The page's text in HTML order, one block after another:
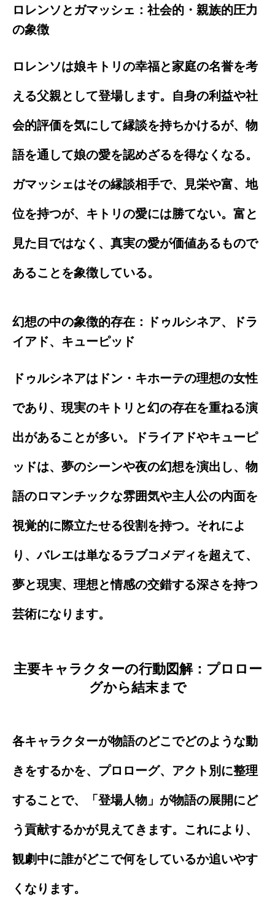
ロレンソとガマッシェ：社会的・親族的圧力
の象徴
ロレンソは娘キトリの幸福と家庭の名誉を考
える父親として登場します。自身の利益や社
会的評価を気にして縁談を持ちかけるが、物
語を通して娘の愛を認めざるを得なくなる。
ガマッシェはその縁談相手で、見栄や富、地
位を持つが、キトリの愛には勝てない。富と
見た目ではなく、真実の愛が価値あるもので
あることを象徴している。
幻想の中の象徴的存在：ドゥルシネア、ドラ
イアド、キューピッド
ドゥルシネアはドン・キホーテの理想の女性
であり、現実のキトリと幻の存在を重ねる演
出があることが多い。ドライアドやキューピ
ッドは、夢のシーンや夜の幻想を演出し、物
語のロマンチックな雰囲気や主人公の内面を
視覚的に際立たせる役割を持つ。それによ
り、バレエは単なるラブコメディを超えて、
夢と現実、理想と情感の交錯する深さを持つ
芸術になります。
主要キャラクターの行動図解：プロロー
グから結末まで
各キャラクターが物語のどこでどのような動
きをするかを、プロローグ、アクト別に整理
することで、「登場人物」が物語の展開にど
う貢献するかが見えてきます。これにより、
観劇中に誰がどこで何をしているか追いやす
くなります。